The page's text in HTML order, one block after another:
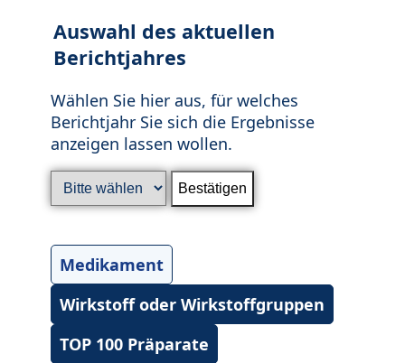
Auswahl des aktuellen
Berichtjahres
Wählen Sie hier aus, für welches
Berichtjahr Sie sich die Ergebnisse
anzeigen lassen wollen.
Medikament
Wirkstoff oder Wirkstoffgruppen
TOP 100 Präparate